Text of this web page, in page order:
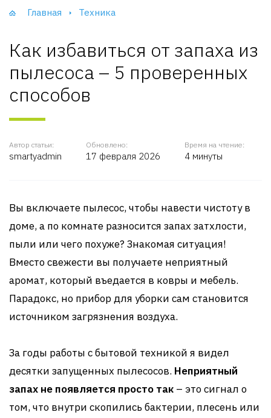
Главная Техника
Как избавиться от запаха из
пылесоса – 5 проверенных
способов
Автор статьи:
smartyadmin
Обновлено:
17 февраля 2026
Время на чтение:
4 минуты
Вы включаете пылесос, чтобы навести чистоту в
доме, а по комнате разносится запах затхлости,
пыли или чего похуже? Знакомая ситуация!
Вместо свежести вы получаете неприятный
аромат, который въедается в ковры и мебель.
Парадокс, но прибор для уборки сам становится
источником загрязнения воздуха.
За годы работы с бытовой техникой я видел
десятки запущенных пылесосов. Неприятный
запах не появляется просто так – это сигнал о
том, что внутри скопились бактерии, плесень или
и Шкафы-Купе